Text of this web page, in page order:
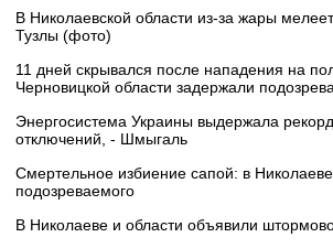
В Николаевской области из-за жары
Тузлы (фото)
11 дней скрывался после нападения на
Черновицкой области задержали
Энергосистема Украины выдержала
отключений, - Шмыгаль
Смертельное избиение сапой: в
подозреваемого
В Николаеве и области объявили